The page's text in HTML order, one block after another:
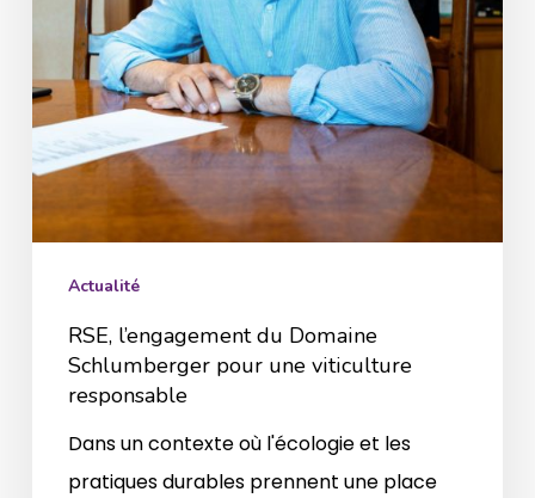
viticulture
responsable
Actualité
RSE, l’engagement du Domaine
Schlumberger pour une viticulture
responsable
Dans un contexte où l'écologie et les
pratiques durables prennent une place